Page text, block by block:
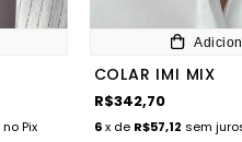
no Pix
COLAR IMI MIX
R$342,70
6 x de R$57,12 sem